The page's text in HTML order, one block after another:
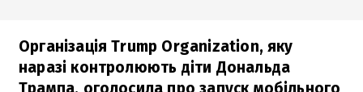
Організація Trump Organization, яку
наразі контролюють діти Дональда
Трампа, оголосила про запуск мобільного